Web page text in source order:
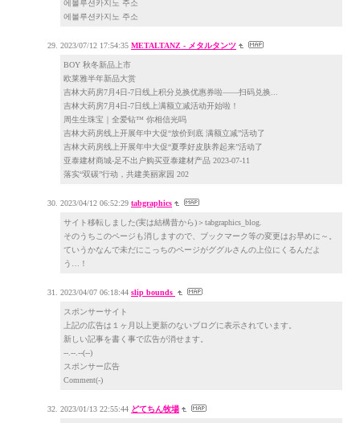
에볼루션카지노 주소
에볼루션카지노 주소
2023/07/12 17:54:35 METALTANZ - メタルタンツ
BOY 秋冬新品上市
欧莱雅半年新品大赏
吉林大药房7月4日-7日线上积分兑换优惠券啦——扫码兑换...
吉林大药房7月4日-7日线上满额立减活动开始啦！
周生生珠宝｜全爱钻™ 你相信光吗
吉林大药房线上开展年中大促“放价到底 满额立减”活动了
吉林大药房线上开展年中大促“夏季好皮肤养起来”活动了
亚泰建材商城-足不出户购买亚泰建材产品 2023-07-11
落实“双碳”行动，共建美丽家园 202
2023/04/12 06:52:29 tabgraphics
サイト移転しました(実は結構昔から)＞tabgraphics_blog.
そのうちこのページも消しますので、ブックマーク等の変更はお早めに～。
ていうかなんで未だにこっちのページがググルさんの上位にくるんだよ
う…！
2023/04/07 06:18:44 slip bounds
スポンサーサイト
上記の広告は１ヶ月以上更新のないブログに表示されています。
新しい記事を書く事で広告が消せます。
--.--.--(--)
スポンサー広告
Comment(-)
2023/01/13 22:55:44 どてちん牧場